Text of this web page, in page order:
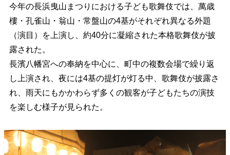
今年の長浜曳山まつりにおける子ども歌舞伎では、萬歳
樓・孔雀山・翁山・常盤山の4基がそれぞれ異なる外題
（演目）を上演し、約40分に凝縮された本格歌舞伎が披
露された。
長濱八幡宮への奉納を中心に、町中の複数会場で繰り返
し上演され、夜には4基の提灯が灯る中、歌舞伎が披露さ
れ、雨天にもかかわらず多くの観客が子どもたちの演技
を楽しむ様子が見られた。